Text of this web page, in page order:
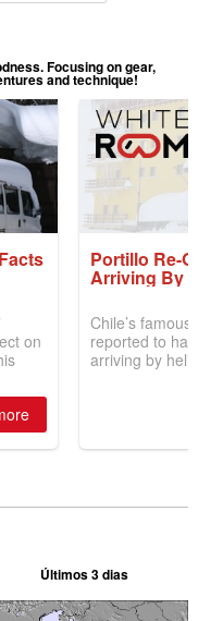
Últimos 3 dias